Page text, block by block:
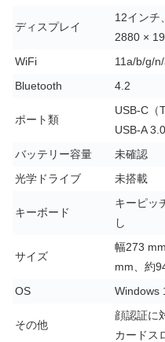
ディスプレイ
12インチ
2880 ×
WiFi
11a/b/g/
Bluetooth
4.2
ポート類
USB-C（
USB-A
バッテリー容量
未確認
光学ドライブ
未搭載
キーボード
キーピッ
し
サイズ
幅273
mm、約
OS
Windows
その他
顔認証に
カードス